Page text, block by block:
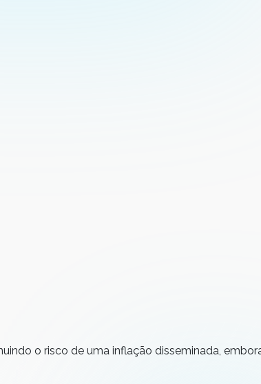
o risco de uma inflação disseminada,